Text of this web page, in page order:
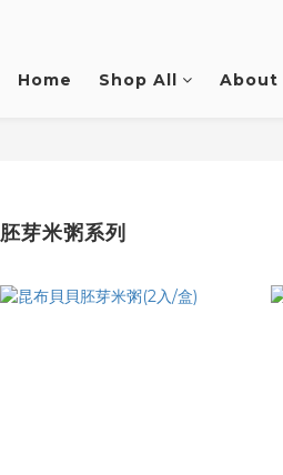
Home Shop All About
胚芽米粥系列